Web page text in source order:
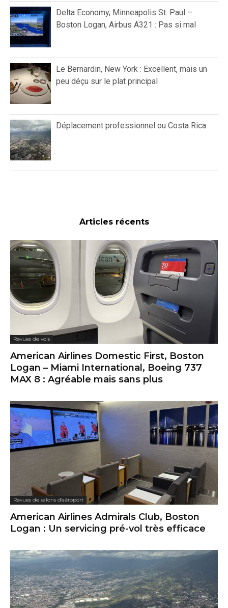
Delta Economy, Minneapolis St. Paul –
Boston Logan, Airbus A321 : Pas si mal
Le Bernardin, New York : Excellent, mais un
peu déçu sur le plat principal
Déplacement professionnel ou Costa Rica
Articles récents
Revues de vols
American Airlines Domestic First, Boston
Logan – Miami International, Boeing 737
MAX 8 : Agréable mais sans plus
Revues de salons d'aéroport
American Airlines Admirals Club, Boston
Logan : Un servicing pré-vol très efficace